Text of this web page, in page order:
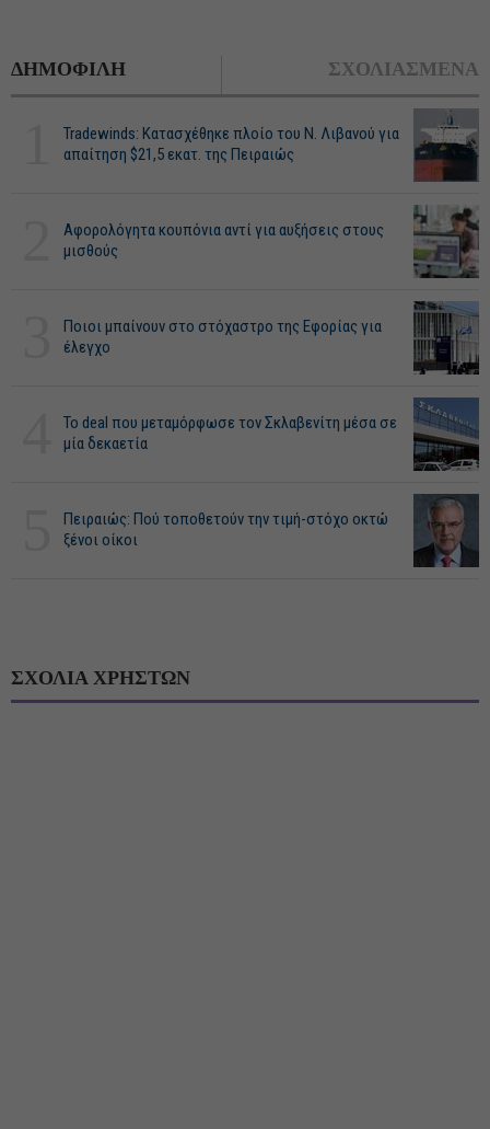
ΔΗΜΟΦΙΛΗ ΣΧΟΛΙΑΣΜΕΝΑ
Tradewinds: Κατασχέθηκε πλοίο του Ν. Λιβανού για
απαίτηση $21,5 εκατ. της Πειραιώς
Αφορολόγητα κουπόνια αντί για αυξήσεις στους
μισθούς
Ποιοι μπαίνουν στο στόχαστρο της Εφορίας για
έλεγχο
Το deal που μεταμόρφωσε τον Σκλαβενίτη μέσα σε
μία δεκαετία
Πειραιώς: Πού τοποθετούν την τιμή-στόχο οκτώ
ξένοι οίκοι
ΣΧΟΛΙΑ ΧΡΗΣΤΩΝ